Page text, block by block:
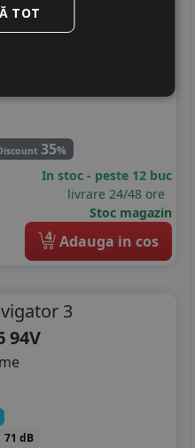
35%
In stoc - peste 12 buc
livrare 24/48 ore
Stoc magazin
4 Adauga in cos
3
94V
71 dB
TOT